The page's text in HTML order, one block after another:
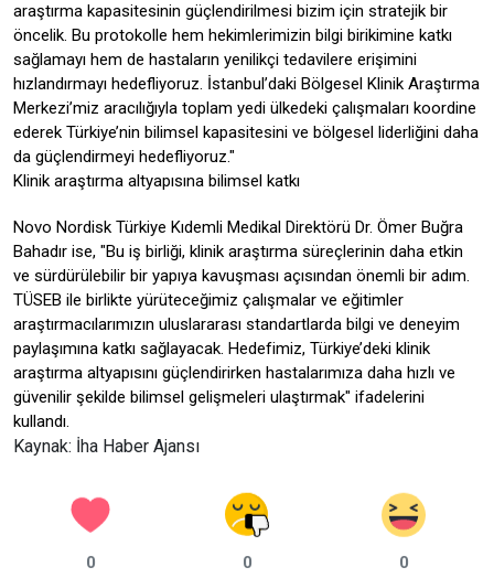
araştırma kapasitesinin güçlendirilmesi bizim için stratejik bir
öncelik. Bu protokolle hem hekimlerimizin bilgi birikimine katkı
sağlamayı hem de hastaların yenilikçi tedavilere erişimini
hızlandırmayı hedefliyoruz. İstanbul’daki Bölgesel Klinik Araştırma
Merkezi’miz aracılığıyla toplam yedi ülkedeki çalışmaları koordine
ederek Türkiye’nin bilimsel kapasitesini ve bölgesel liderliğini daha
da güçlendirmeyi hedefliyoruz."
Klinik araştırma altyapısına bilimsel katkı
Novo Nordisk Türkiye Kıdemli Medikal Direktörü Dr. Ömer Buğra
Bahadır ise, "Bu iş birliği, klinik araştırma süreçlerinin daha etkin
ve sürdürülebilir bir yapıya kavuşması açısından önemli bir adım.
TÜSEB ile birlikte yürüteceğimiz çalışmalar ve eğitimler
araştırmacılarımızın uluslararası standartlarda bilgi ve deneyim
paylaşımına katkı sağlayacak. Hedefimiz, Türkiye’deki klinik
araştırma altyapısını güçlendirirken hastalarımıza daha hızlı ve
güvenilir şekilde bilimsel gelişmeleri ulaştırmak" ifadelerini
kullandı.
Kaynak: İha Haber Ajansı
0 0 0